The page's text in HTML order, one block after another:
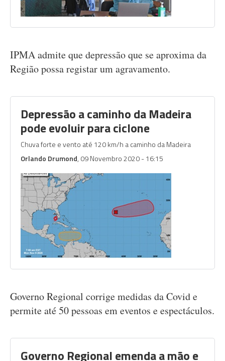
IPMA admite que depressão que se aproxima da
Região possa registar um agravamento.
Depressão a caminho da Madeira
pode evoluir para ciclone
Chuva forte e vento até 120 km/h a caminho da Madeira
Orlando Drumond, 09 Novembro 2020 - 16:15
Governo Regional corrige medidas da Covid e
permite até 50 pessoas em eventos e espectáculos.
Governo Regional emenda a mão e